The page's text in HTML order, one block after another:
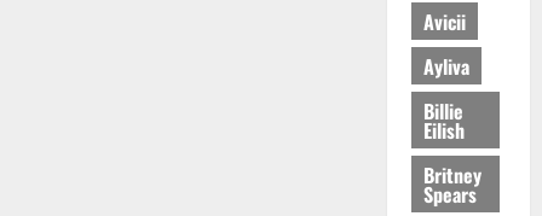
Avicii
Ayliva
Billie
Eilish
Britney
Spears